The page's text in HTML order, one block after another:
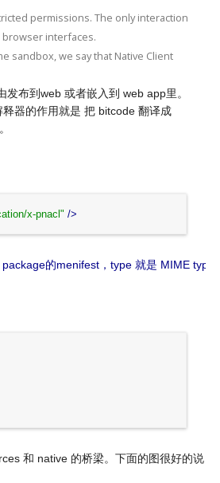
permissions. The only interaction
interfaces.
sandbox, we say that Native Client
布到web 或者嵌入到 web app里。
器的作用就是 把 bitcode 翻译成
x-pnacl" />
的menifest，type 就是 MIME type。
和 native 的桥梁。下面的图很好的说